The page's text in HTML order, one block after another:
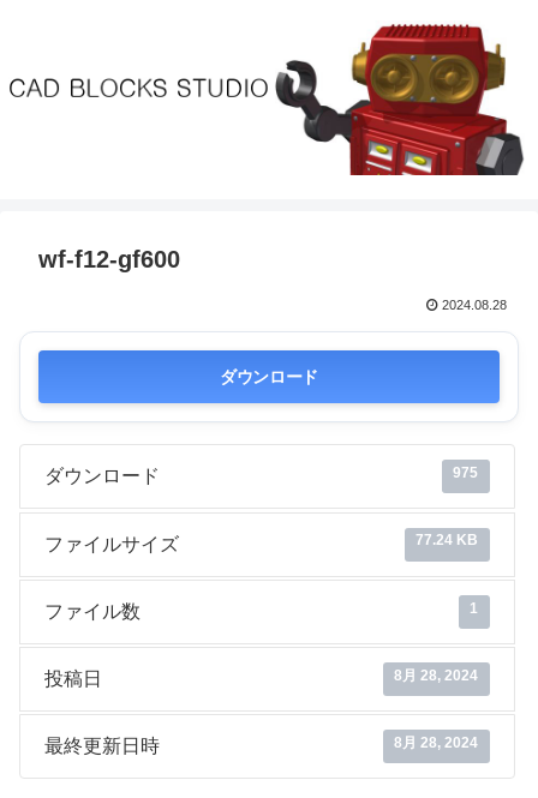
wf-f12-gf600
2024.08.28
ダウンロード
ダウンロード 975
ファイルサイズ 77.24 KB
ファイル数 1
投稿日 8月 28, 2024
最終更新日時 8月 28, 2024